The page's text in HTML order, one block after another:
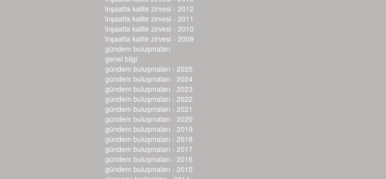
i̇nşaatta kalite zirvesi - 2012
i̇nşaatta kalite zirvesi - 2011
i̇nşaatta kalite zirvesi - 2010
i̇nşaatta kalite zirvesi - 2009
gündem buluşmaları
genel bilgi
gündem buluşmaları - 2025
gündem buluşmaları - 2024
gündem buluşmaları - 2023
gündem buluşmaları - 2022
gündem buluşmaları - 2021
gündem buluşmaları - 2020
gündem buluşmaları - 2019
gündem buluşmaları - 2018
gündem buluşmaları - 2017
gündem buluşmaları - 2016
gündem buluşmaları - 2015